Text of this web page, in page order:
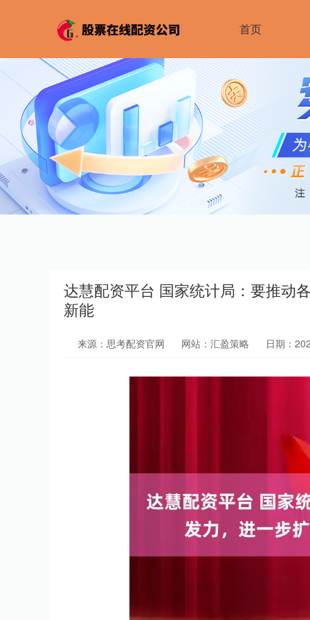
首页
达慧配资平台 国家统计局：要推动
新能
来源：思考配资官网 网站：汇盈策略 日期：